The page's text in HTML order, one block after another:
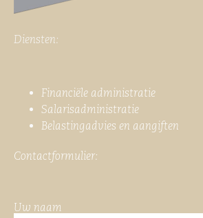
Diensten:
Financiële administratie
Salarisadministratie
Belastingadvies en aangiften
Contactformulier:
Uw naam